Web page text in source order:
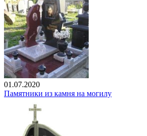
01.07.2020
Памятники из камня на могилу